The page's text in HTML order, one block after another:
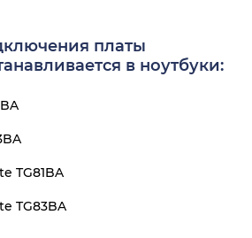
платы
в ноутбуки:
TG81BA
TG83BA